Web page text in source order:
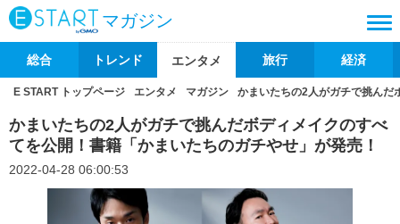
マガジン
総合 トレンド エンタメ 旅行 経済
E START トップページ エンタメ マガジン かまいたちの2人がガチで挑んだ
かまいたちの2人がガチで挑んだボディメイクのすべ
てを公開！書籍「かまいたちのガチやせ」が発売！
2022-04-28 06:00:53